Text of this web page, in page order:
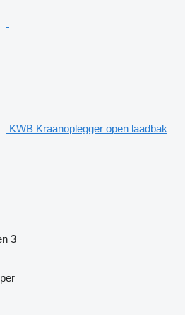
KWB Kraanoplegger open laadbak
3